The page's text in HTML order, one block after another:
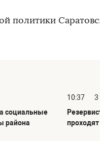
политики
социальные
района
10:37
3